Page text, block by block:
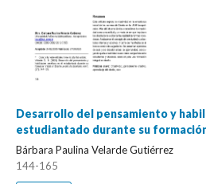
Desarrollo del pensamiento y
estudiantado durante su
Bárbara Paulina Velarde Gutiérrez
144-165